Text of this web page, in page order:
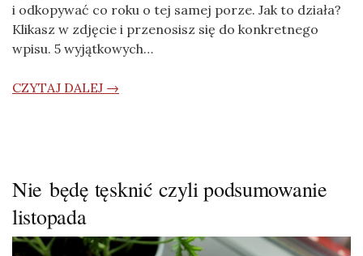
i odkopywać co roku o tej samej porze. Jak to działa?
Klikasz w zdjęcie i przenosisz się do konkretnego
wpisu. 5 wyjątkowych…
CZYTAJ DALEJ →
Nie będę tęsknić czyli podsumowanie
listopada